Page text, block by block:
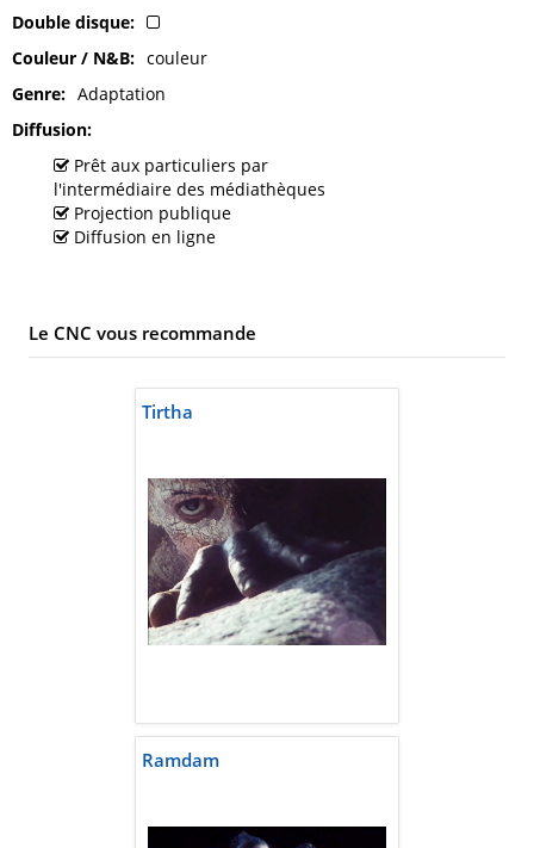
Double disque
Couleur / N&B
couleur
Genre
Adaptation
Diffusion
Prêt aux particuliers par
l'intermédiaire des médiathèques
Projection publique
Diffusion en ligne
Le CNC vous recommande
Tirtha
Ramdam